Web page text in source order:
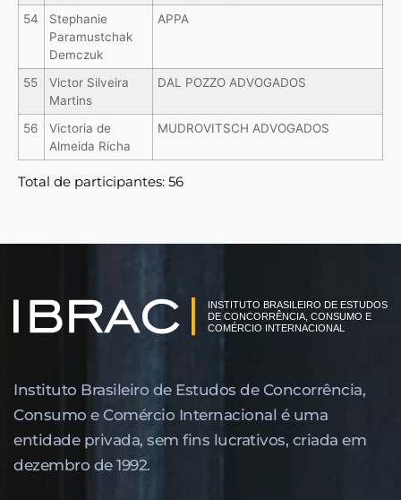
54
Stephanie
Paramustchak
Demczuk
APPA
55
Victor Silveira
Martins
DAL POZZO ADVOGADOS
56
Victoria de
Almeida Richa
MUDROVITSCH ADVOGADOS
Total de participantes: 56
Instituto Brasileiro de Estudos de Concor­rência,
Consumo e Comércio Internacional é uma
entidade privada, sem fins lucrativos, criada em
dezembro de 1992.